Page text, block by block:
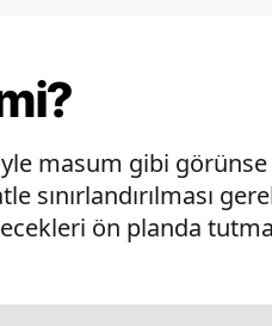
masum gibi görünse
ön planda